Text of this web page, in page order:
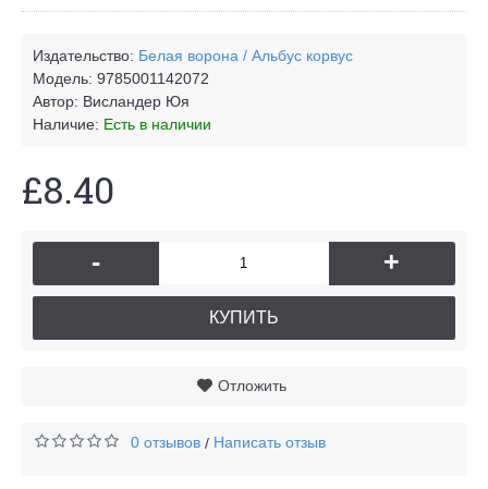
Издательство: Белая ворона / Альбус корвус
Модель: 9785001142072
Автор: Висландер Юя
Наличие: Есть в наличии
£8.40
- +
КУПИТЬ
Отложить
0 отзывов / Написать отзыв